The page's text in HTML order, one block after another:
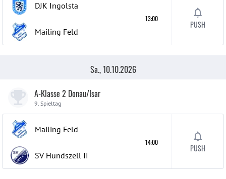
DJK Ingolsta
Mailing Feld
13:00
PUSH
Sa., 10.10.2026
A-Klasse 2 Donau/Isar
9. Spieltag
Mailing Feld
SV Hundszell II
14:00
PUSH